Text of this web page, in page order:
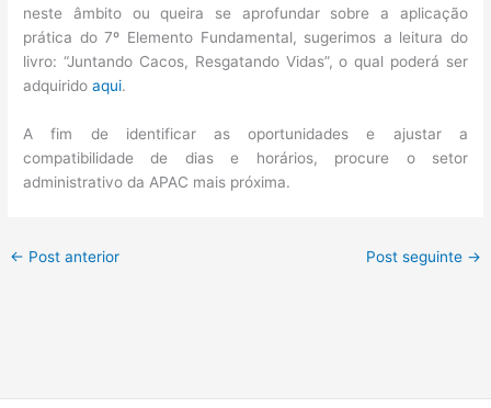
neste âmbito ou queira se aprofundar sobre a aplicação
prática do 7º Elemento Fundamental, sugerimos a leitura do
livro: “Juntando Cacos, Resgatando Vidas”, o qual poderá ser
adquiridoaqui.
A fim de identificar as oportunidades e ajustar a
compatibilidade de dias e horários, procure o setor
administrativo da APAC mais próxima.
← Post anterior Post seguinte →